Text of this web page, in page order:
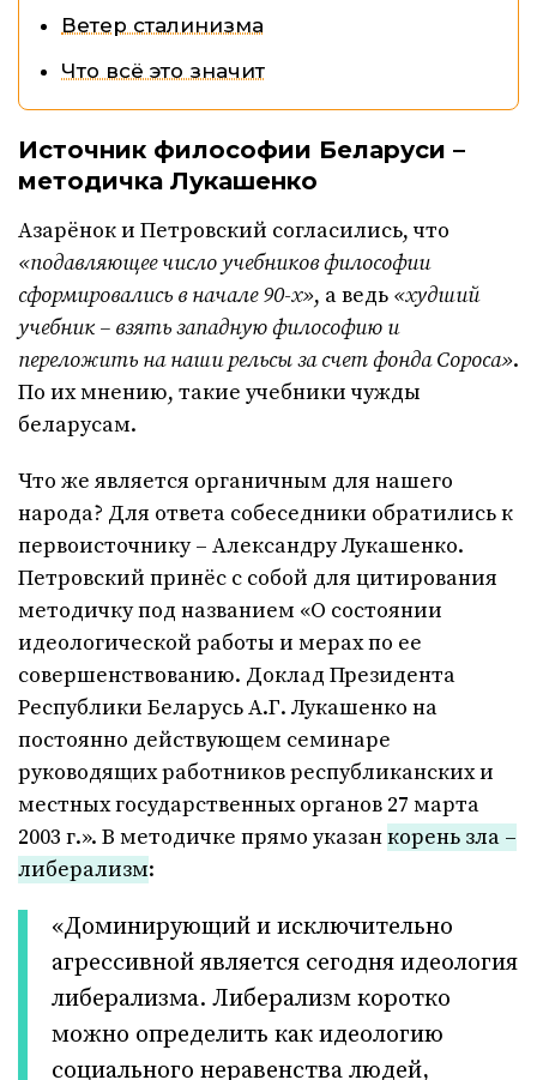
Ветер сталинизма
Что всё это значит
Источник философии Беларуси –
методичка Лукашенко
Азарёнок и Петровский согласились, что
«подавляющее число учебников философии
сформировались в начале 90-х», а ведь «худший
учебник – взять западную философию и
переложить на наши рельсы за счет фонда Сороса».
По их мнению, такие учебники чужды
беларусам.
Что же является органичным для нашего
народа? Для ответа собеседники обратились к
первоисточнику – Александру Лукашенко.
Петровский принёс с собой для цитирования
методичку под названием «О состоянии
идеологической работы и мерах по ее
совершенствованию. Доклад Президента
Республики Беларусь А.Г. Лукашенко на
постоянно действующем семинаре
руководящих работников республиканских и
местных государственных органов 27 марта
2003 г.». В методичке прямо указанкорень зла –
либерализм:
«Доминирующий и исключительно
агрессивной является сегодня идеология
либерализма. Либерализм коротко
можно определить как идеологию
социального неравенства людей,